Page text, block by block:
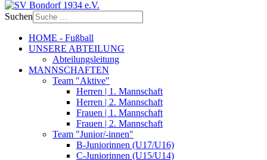
Suchen
HOME - Fußball
UNSERE ABTEILUNG
Abteilungsleitung
MANNSCHAFTEN
Team "Aktive"
Herren | 1. Mannschaft
Herren | 2. Mannschaft
Frauen | 1. Mannschaft
Frauen | 2. Mannschaft
Team "Junior/-innen"
B-Juniorinnen (U17/U16)
C-Juniorinnen (U15/U14)